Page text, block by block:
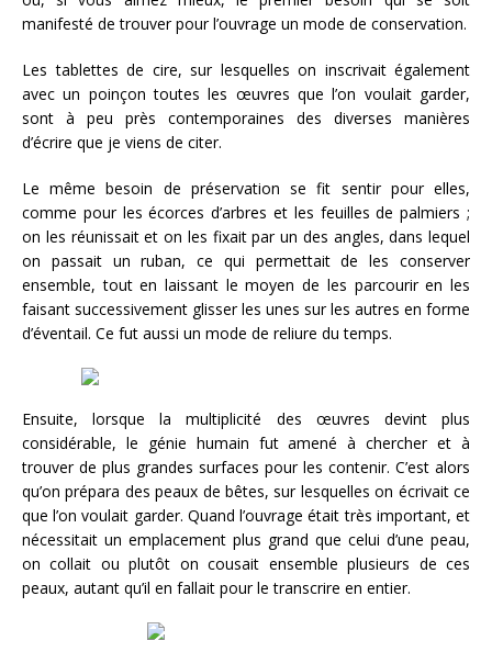
manifesté de trouver pour l’ouvrage un mode de conservation.
Les tablettes de cire, sur lesquelles on inscrivait également
avec un poinçon toutes les œuvres que l’on voulait garder,
sont à peu près contemporaines des diverses manières
d’écrire que je viens de citer.
Le même besoin de préservation se fit sentir pour elles,
comme pour les écorces d’arbres et les feuilles de palmiers ;
on les réunissait et on les fixait par un des angles, dans lequel
on passait un ruban, ce qui permettait de les conserver
ensemble, tout en laissant le moyen de les parcouriren les
faisant successivement glisser les unes sur les autres en forme
d’éventail. Ce fut aussi un mode de reliure du temps.
Ensuite, lorsque la multiplicité des œuvres devint plus
considérable, le génie humain fut amené à chercher et à
trouver de plus grandes surfaces pour les contenir. C’est alors
qu’on prépara des peaux de bêtes, sur lesquelles on écrivait ce
que l’on voulait garder. Quand l’ouvrage était très important, et
nécessitait un emplacement plus grand que celui d’une peau,
on collait ou plutôt on cousait ensemble plusieurs de ces
peaux, autant qu’il en fallait pour le transcrire en entier.